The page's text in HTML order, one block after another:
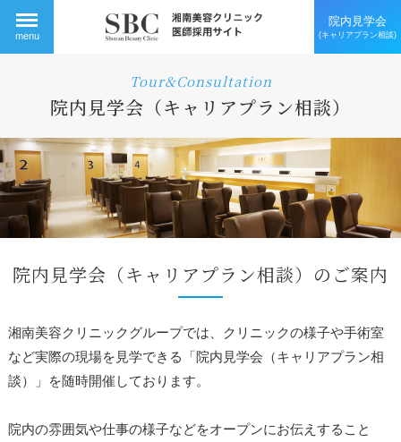
menu
院内見学会
(キャリアプラン相談)
Tour&Consultation
院内見学会（キャリアプラン相談）
院内見学会（キャリアプラン相談）のご案内
湘南美容クリニックグループでは、クリニックの様子や手術室
など実際の現場を見学できる「院内見学会（キャリアプラン相
談）」を随時開催しております。
院内の雰囲気や仕事の様子などをオープンにお伝えすること